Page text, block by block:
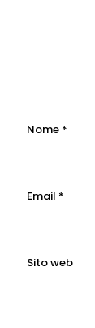
Nome *
Email *
Sito web